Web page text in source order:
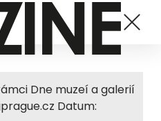
Dne muzeí a galerií
Datum: